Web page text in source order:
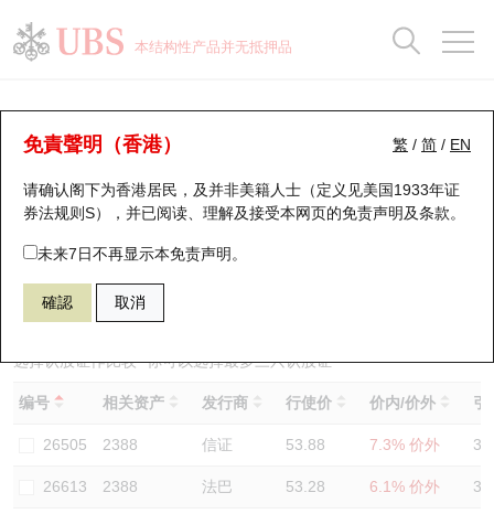
本结构性产品并无抵押品
繁 / 简 / EN
免責聲明（香港）
请确认阁下为香港居民，及并非美籍人士（定义见美国1933年证
券法规则S），并已阅读、理解及接受本网页的免责声明及条款。
未来7日不再显示本免责声明。
確認 取消
认股证分析仪
表现 街货统计 比较
27052 瑞银认购 2388 中银香港
选择认股证作比较*你可以选择最多三只认股证
编号 相关资产 发行商 行使价 价内/价外 引
26505 2388 信证 53.88 7.3% 价外
26613 2388 法巴 53.28 6.1% 价外
瑞银认股证一览
新发行瑞银认股证
即将到期认股证
认股证到期结算价查找
认股证分析仪
认股证速算机
街货统计
比较
牛熊全景快搜
牛熊证搜寻
牛熊证街货分布图
正股牛熊证列表
新发行瑞银牛熊证
已收回牛熊证剩余价值
街货统计
比较
十大升幅/跌幅
十大认股证成交分布
十天股证占大市成交
资金流
街货统计
三十大平均引伸波幅
正股分析仪
二十大活跃股份
恒指成份股
国指成份股
科指成份股
相关资产沽空
持股比重
显示所有持股比重
每月轮证大市专题
轮证专栏
讲座及教育短片
认股证投资者教育
牛熊证投资者教育
认股证牛熊证常问问题